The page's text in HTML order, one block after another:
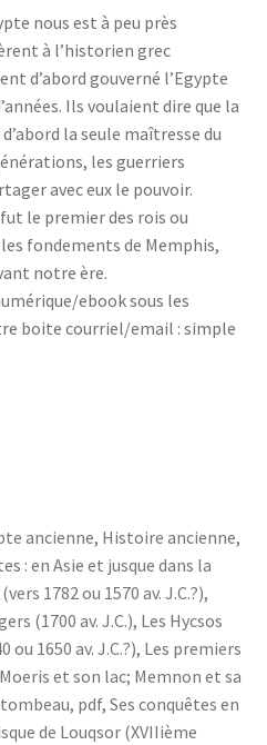
nous est à peu près
à l’historien grec
d’abord gouverné l’Egypte
Ils voulaient dire que la
la seule maîtresse du
les guerriers
avec eux le pouvoir.
le premier des rois ou
fondements de Memphis,
notre ère.
ebook sous les
boite courriel/email : simple
ancienne, Histoire ancienne,
:en Asie et jusque dans la
1782 ou 1570 av. J.C.?),
(1700 av. J.C.), Les Hycsos
ou 1650 av. J.C.?), Les premiers
Moeris et son lac; Memnon et sa
, pdf, Ses conquêtes en
de Louqsor (XVIIième